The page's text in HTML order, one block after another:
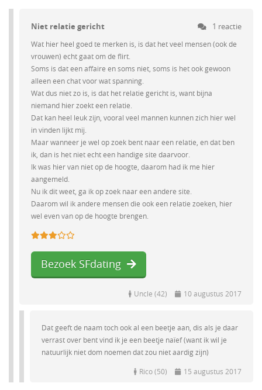
Niet relatie gericht 1 reactie
Wat hier heel goed te merken is, is dat het veel mensen (ook de
vrouwen) echt gaat om de flirt.
Soms is dat een affaire en soms niet, soms is het ook gewoon
alleen een chat voor wat spanning.
Wat dus niet zo is, is dat het relatie gericht is, want bijna
niemand hier zoekt een relatie.
Dat kan heel leuk zijn, vooral veel mannen kunnen zich hier wel
in vinden lijkt mij.
Maar wanneer je wel op zoek bent naar een relatie, en dat ben
ik, dan is het niet echt een handige site daarvoor.
Ik was hier van niet op de hoogte, daarom had ik me hier
aangemeld.
Nu ik dit weet, ga ik op zoek naar een andere site.
Daarom wil ik andere mensen die ook een relatie zoeken, hier
wel even van op de hoogte brengen.
Bezoek SFdating
Uncle (42) 10 augustus 2017
Dat geeft de naam toch ook al een beetje aan, dis als je daar
verrast over bent vind ik je een beetje naïef (want ik wil je
natuurlijk niet dom noemen dat zou niet aardig zijn)
Rico (50) 15 augustus 2017